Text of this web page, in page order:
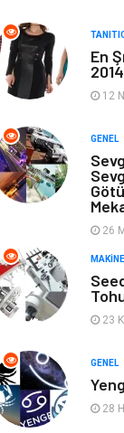
Finans & Ekonomi
Anne & Çocuk
Ev İşleri
Gençlik & Eğlence
Evlilik Rehberi
Astroloji
sağlıklı beslenme
Bebek Giyim
En
2014
12
GENEL
26
MAKINE
23
GENEL
28